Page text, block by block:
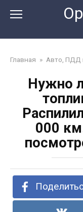
Главная » Авто, ПДД
Нужно
000